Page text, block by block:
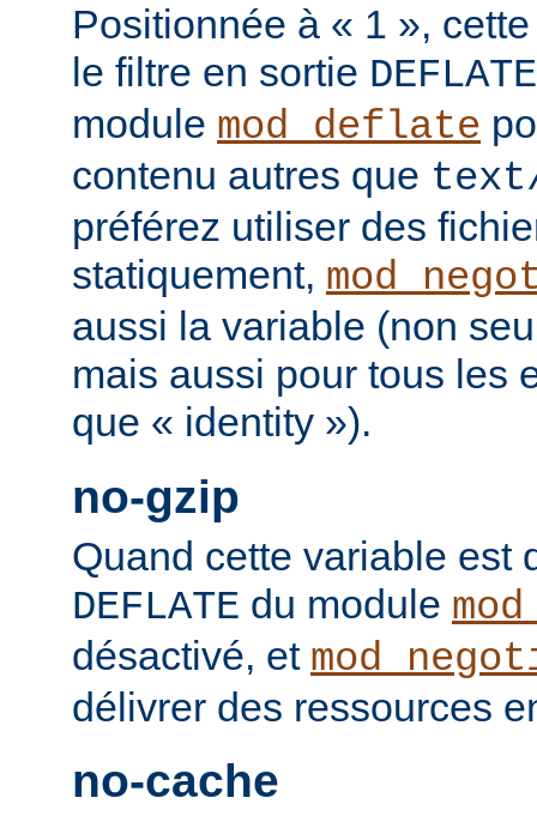
Positionnée à « 1 »,
le filtre en sortie DEFLATE
module mod_deflate
contenu autres que
préférez utiliser des
statiquement,
aussi la variable (non
mais aussi pour tous les
que « identity »).
no-gzip
Quand cette variable est
DEFLATE du module
désactivé, et
délivrer des ressources
no-cache